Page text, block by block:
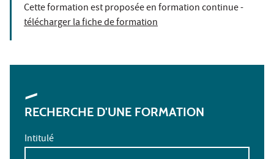
Cette formation est proposée en formation continue -
télécharger la fiche de formation
RECHERCHE D'UNE FORMATION
Intitulé